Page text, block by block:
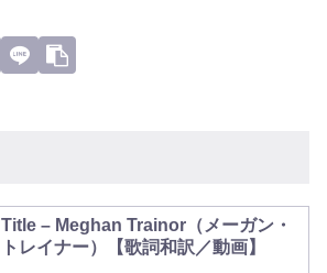
Title – Meghan Trainor（メーガン・
トレイナー）【歌詞和訳／動画】